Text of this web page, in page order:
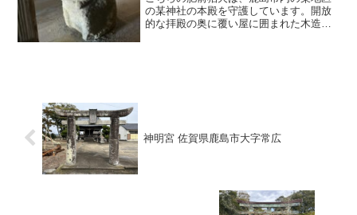
の某神社の本殿を守護しています。開放
的な拝殿の奥に覆い屋に囲まれた木造の
神明宮 佐賀県鹿島市大字常広